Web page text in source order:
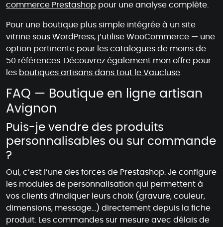
commerce Prestashop pour une analyse complète.
Pour une boutique plus simple intégrée à un site
vitrine sous WordPress, j’utilise WooCommerce — une
option pertinente pour les catalogues de moins de
50 références. Découvrez également mon offre pour
les boutiques artisans dans tout le Vaucluse
FAQ — Boutique en ligne artisan
Avignon
Puis-je vendre des produits
personnalisables ou sur commande
?
Oui, c’est l’une des forces de Prestashop. Je configure
les modules de personnalisation qui permettent à
vos clients d’indiquer leurs choix (gravure, couleur,
dimensions, message…) directement depuis la fiche
produit. Les commandes sur mesure avec délais de